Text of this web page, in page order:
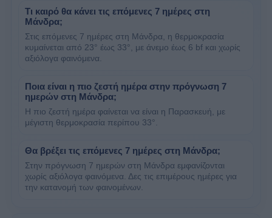
Τι καιρό θα κάνει τις επόμενες 7 ημέρες στη
Μάνδρα;
Στις επόμενες 7 ημέρες στη Μάνδρα, η θερμοκρασία
κυμαίνεται από 23° έως 33°, με άνεμο έως 6 bf και χωρίς
αξιόλογα φαινόμενα.
Ποια είναι η πιο ζεστή ημέρα στην πρόγνωση 7
ημερών στη Μάνδρα;
Η πιο ζεστή ημέρα φαίνεται να είναι η Παρασκευή, με
μέγιστη θερμοκρασία περίπου 33°.
Θα βρέξει τις επόμενες 7 ημέρες στη Μάνδρα;
Στην πρόγνωση 7 ημερών στη Μάνδρα εμφανίζονται
χωρίς αξιόλογα φαινόμενα. Δες τις επιμέρους ημέρες για
την κατανομή των φαινομένων.